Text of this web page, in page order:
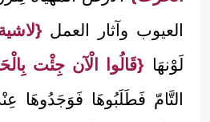
العيوب وآثار العمل
لَوْنهَا {قَالُوا الْآن جِئْت
التَّامّ فَطَلَبُوهَا فَوَجَدُوهَا